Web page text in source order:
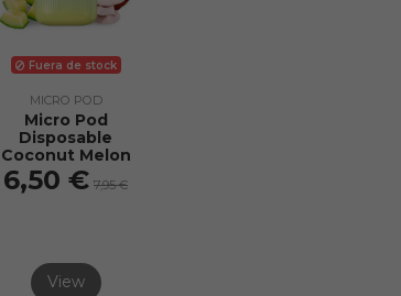
Fuera de stock
MICRO POD
Micro Pod
Disposable
Coconut Melon
6,50 € 7,95 €
View